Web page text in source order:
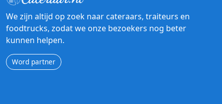
We zijn altijd op zoek naar cateraars, traiteurs en
foodtrucks, zodat we onze bezoekers nog beter
kunnen helpen.
Word partner